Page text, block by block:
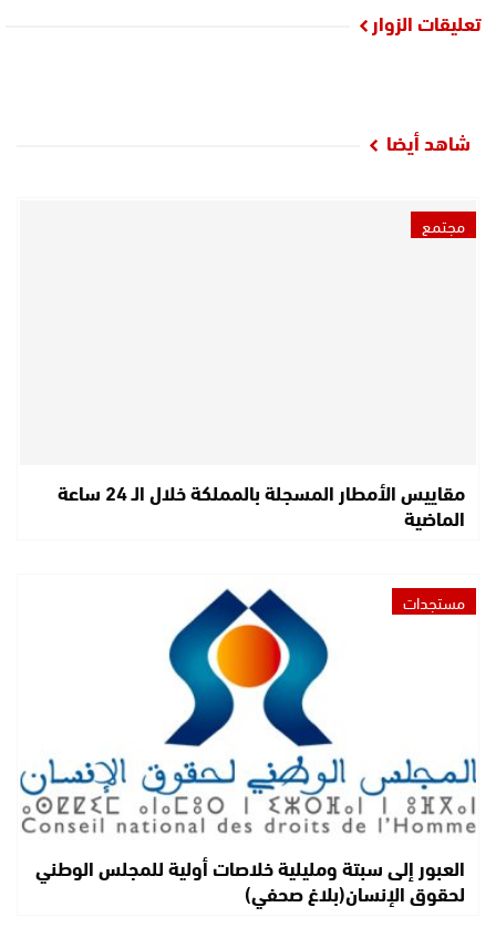
تعليقات الزوار
شاهد أيضا
مجتمع
مقاييس الأمطار المسجلة بالمملكة خلال الـ 24 ساعة
الماضية
مستجدات
العبور إلى سبتة ومليلية خلاصات أولية للمجلس الوطني
لحقوق الإنسان(بلاغ صحفي)